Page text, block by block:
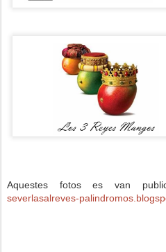
Aquestes fotos es van
severlasalreves-